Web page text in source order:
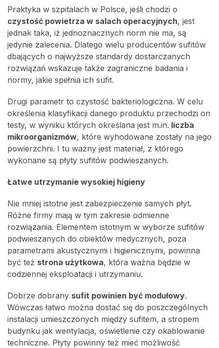
Praktyka w szpitalach w Polsce, jeśli chodzi o
czystość powietrza w salach operacyjnych, jest
jednak taka, iż jednoznacznych norm nie ma, są
jedynie zalecenia. Dlatego wielu producentów sufitów
dbających o najwyższe standardy dostarczanych
rozwiązań wskazuje także zagraniczne badania i
normy, jakie spełnia ich sufit.
Drugi parametr to czystość bakteriologiczna. W celu
określenia klasyfikacji danego produktu przechodzi on
testy, w wyniku których określana jest m.in. liczba
mikroorganizmów, które wyhodowane zostały na jego
powierzchni. I tu ważny jest materiał, z którego
wykonane są płyty sufitów podwieszanych.
Łatwe utrzymanie wysokiej higieny
Nie mniej istotne jest zabezpieczenie samych płyt.
Różne firmy mają w tym zakresie odmienne
rozwiązania. Elementem istotnym w wyborze sufitów
podwieszanych do obiektów medycznych, poza
parametrami akustycznymi i higienicznymi, powinna
być też strona użytkowa, która ważna będzie w
codziennej eksploatacji i utrzymaniu.
Dobrze dobrany sufit powinien być modułowy.
Wówczas łatwo można dostać się do poszczególnych
instalacji umieszczonych między sufitem, a stropem
budynku jak wentylacja, oświetlenie czy okablowanie
techniczne. Płyty powinny też mieć możliwość